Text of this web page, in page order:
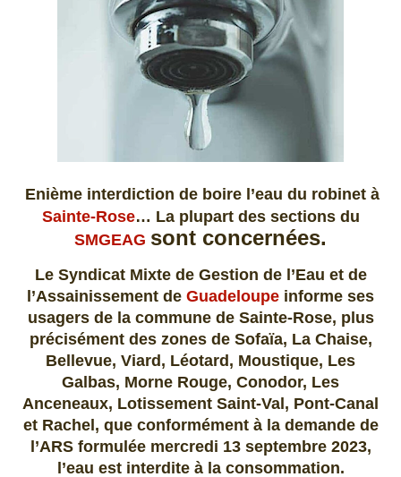
Enième interdiction de boire l’eau du robinet à
Sainte-Rose… La plupart des sections du
SMGEAG sont concernées.
Le Syndicat Mixte de Gestion de l’Eau et de
l’Assainissement de Guadeloupe informe ses
usagers de la commune de Sainte-Rose, plus
précisément des zones de Sofaïa, La Chaise,
Bellevue, Viard, Léotard, Moustique, Les
Galbas, Morne Rouge, Conodor, Les
Anceneaux, Lotissement Saint-Val, Pont-Canal
et Rachel, que conformément à la demande de
l’ARS formulée mercredi 13 septembre 2023,
l’eau est interdite à la consommation.